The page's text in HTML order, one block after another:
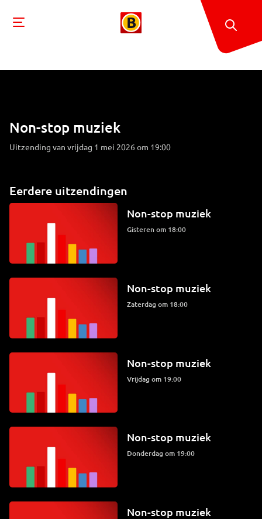
Non-stop muziek
Uitzending van vrijdag 1 mei 2026 om 19:00
Eerdere uitzendingen
Non-stop muziek
Gisteren om 18:00
Non-stop muziek
zaterdag om 18:00
Non-stop muziek
vrijdag om 19:00
Non-stop muziek
donderdag om 19:00
Non-stop muziek